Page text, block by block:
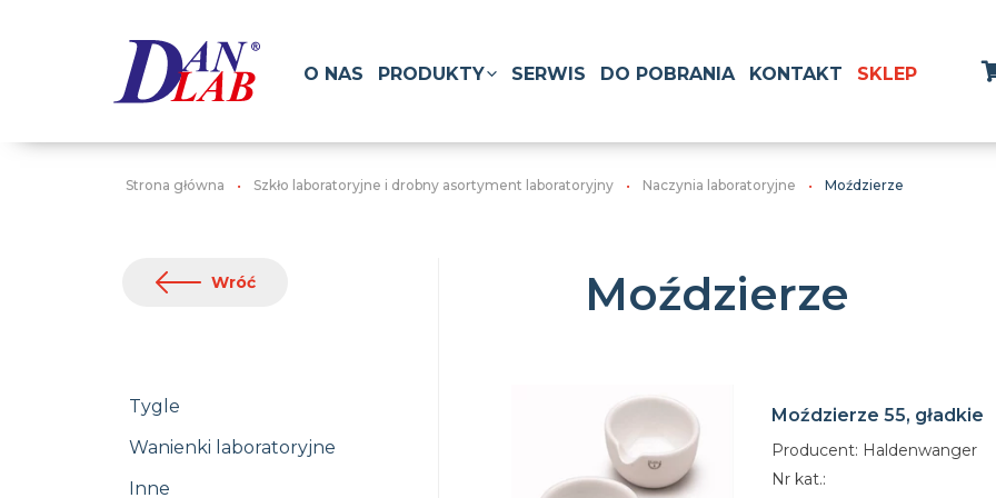
O NAS PRODUKTY SERWIS DO POBRANIA KONTAKT SKLEP
Strona główna Szkło laboratoryjne i drobny asortyment laboratoryjny Naczynia laboratoryjne Moździerze
Wróć
Tygle
Wanienki laboratoryjne
Inne
Moździerze
Moździerze 55, gładkie
Producent: Haldenwanger
Nr kat.: